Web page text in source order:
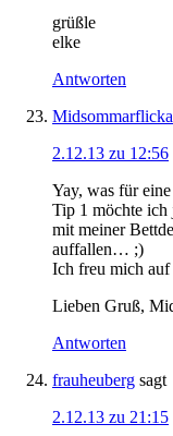
grüßle
elke
Antworten
Midsommarflicka
2.12.13 zu 12:56
Yay, was für
Tip 1 möchte ich
mit meiner
auffallen… ;)
Ich freu mich
Lieben Gruß,
Antworten
frauheuberg sagt
2.12.13 zu 21:15